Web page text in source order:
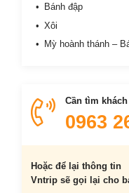
Bánh đập
Xôi
Mỳ hoành thánh –
Cần tìm
0963
Hoặc để lại thông tin
Vntrip sẽ gọi lại cho